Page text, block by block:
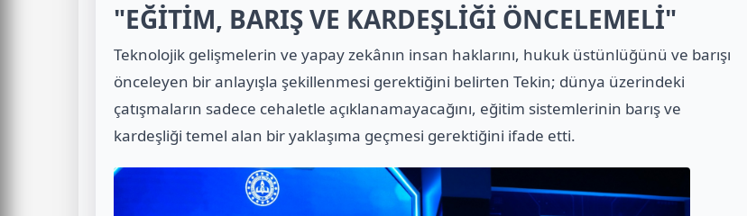
"EĞİTİM, BARIŞ VE KARDEŞLİĞİ ÖNCELEMELİ"
Teknolojik gelişmelerin ve yapay zekânın insan haklarını, hukuk üstünlüğünü ve barışı
önceleyen bir anlayışla şekillenmesi gerektiğini belirten Tekin; dünya üzerindeki
çatışmaların sadece cehaletle açıklanamayacağını, eğitim sistemlerinin barış ve
kardeşliği temel alan bir yaklaşıma geçmesi gerektiğini ifade etti.